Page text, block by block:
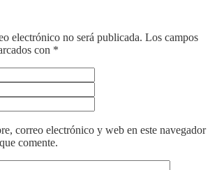
electrónico no será publicada. Los campos
con *
correo electrónico y web en este navegador
comente.